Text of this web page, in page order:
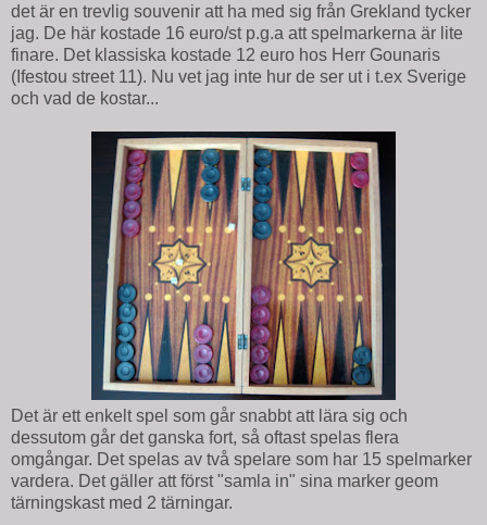
det är en trevlig souvenir att ha med sig från Grekland tycker
jag. De här kostade 16 euro/st p.g.a att spelmarkerna är lite
finare. Det klassiska kostade 12 euro hos Herr Gounaris
(Ifestou street 11). Nu vet jag inte hur de ser ut i t.ex Sverige
och vad de kostar...
Det är ett enkelt spel som går snabbt att lära sig och
dessutom går det ganska fort, så oftast spelas flera
omgångar. Det spelas av två spelare som har 15 spelmarker
vardera. Det gäller att först "samla in" sina marker geom
tärningskast med 2 tärningar.